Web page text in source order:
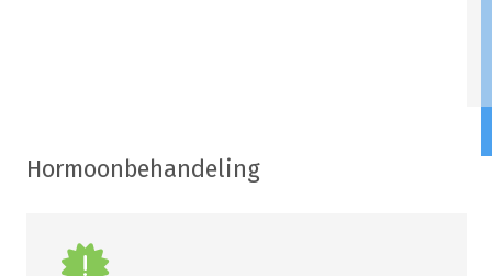
Hormoonbehandeling